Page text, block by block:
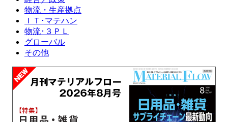
物流・生産拠点
ＩＴ･マテハン
物流･３ＰＬ
グローバル
その他